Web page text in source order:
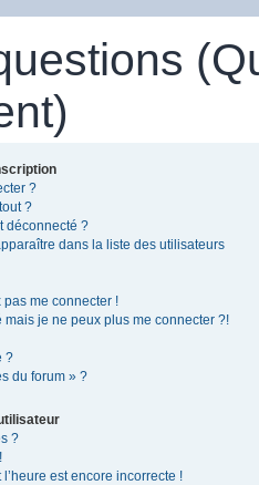
?
?
déconnecté ?
dans la liste des utilisateurs
me connecter !
je ne peux plus me connecter ?!
?
du forum » ?
?
est encore incorrecte !